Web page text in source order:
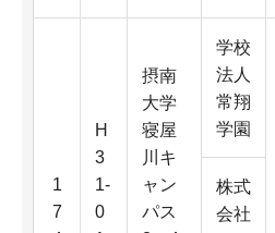
1
7
H
3
1-
0
摂南
大学
寝屋
川キ
ャン
パス
学校
法人
常翔
学園
株式
会社